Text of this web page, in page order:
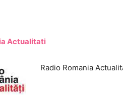
Actualitati
Radio Romania